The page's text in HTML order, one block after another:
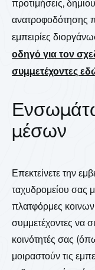
προτιμήσεις,
ανατροφοδότησης
εμπειρίες
οδηγό για τον
συμμετέχοντες
μέσων
Επεκτείνετε την
ταχυδρομείου σας
πλατφόρμες
συμμετέχοντες να
κοινότητές σας
μοιραστούν τις